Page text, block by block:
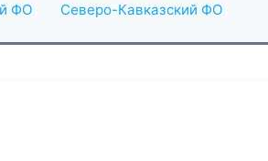
ФО Северо-Кавказский ФО